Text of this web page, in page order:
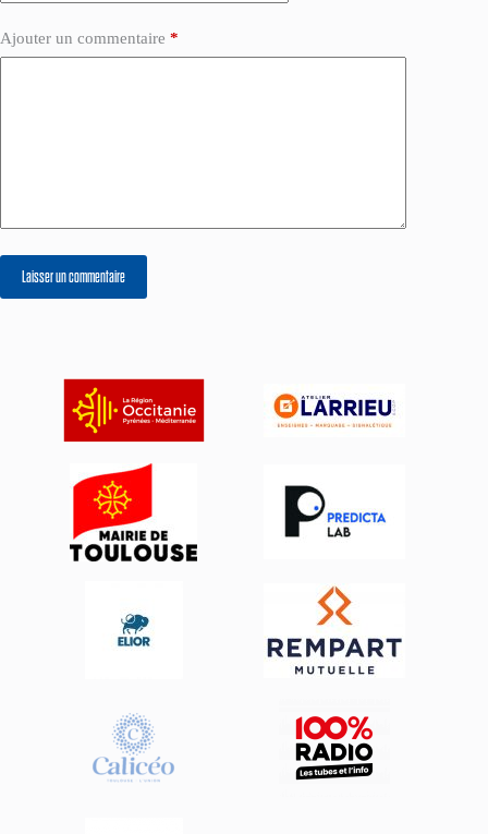
Ajouter un commentaire *
Laisser un commentaire